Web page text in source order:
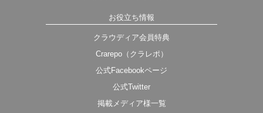
お役立ち情報
クラウディア会員特典
Crarepo（クラレポ）
公式Facebookページ
公式Twitter
掲載メディア様一覧